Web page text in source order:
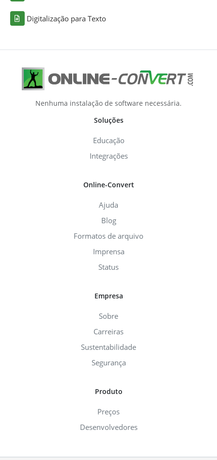
Digitalização para Texto
Nenhuma instalação de software necessária.
Soluções
Educação
Integrações
Online-Convert
Ajuda
Blog
Formatos de arquivo
Imprensa
Status
Empresa
Sobre
Carreiras
Sustentabilidade
Segurança
Produto
Preços
Desenvolvedores